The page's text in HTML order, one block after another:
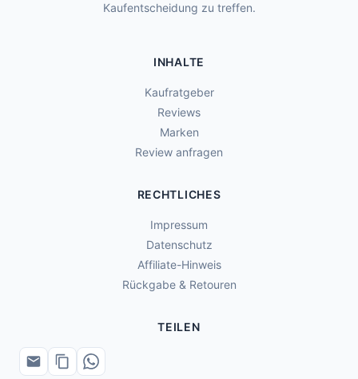
Kaufentscheidung zu treffen.
INHALTE
Kaufratgeber
Reviews
Marken
Review anfragen
RECHTLICHES
Impressum
Datenschutz
Affiliate-Hinweis
Rückgabe & Retouren
TEILEN